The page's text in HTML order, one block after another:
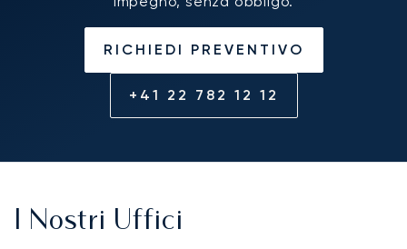
RICHIEDI PREVENTIVO
+41 22 782 12 12
I Nostri Uffici